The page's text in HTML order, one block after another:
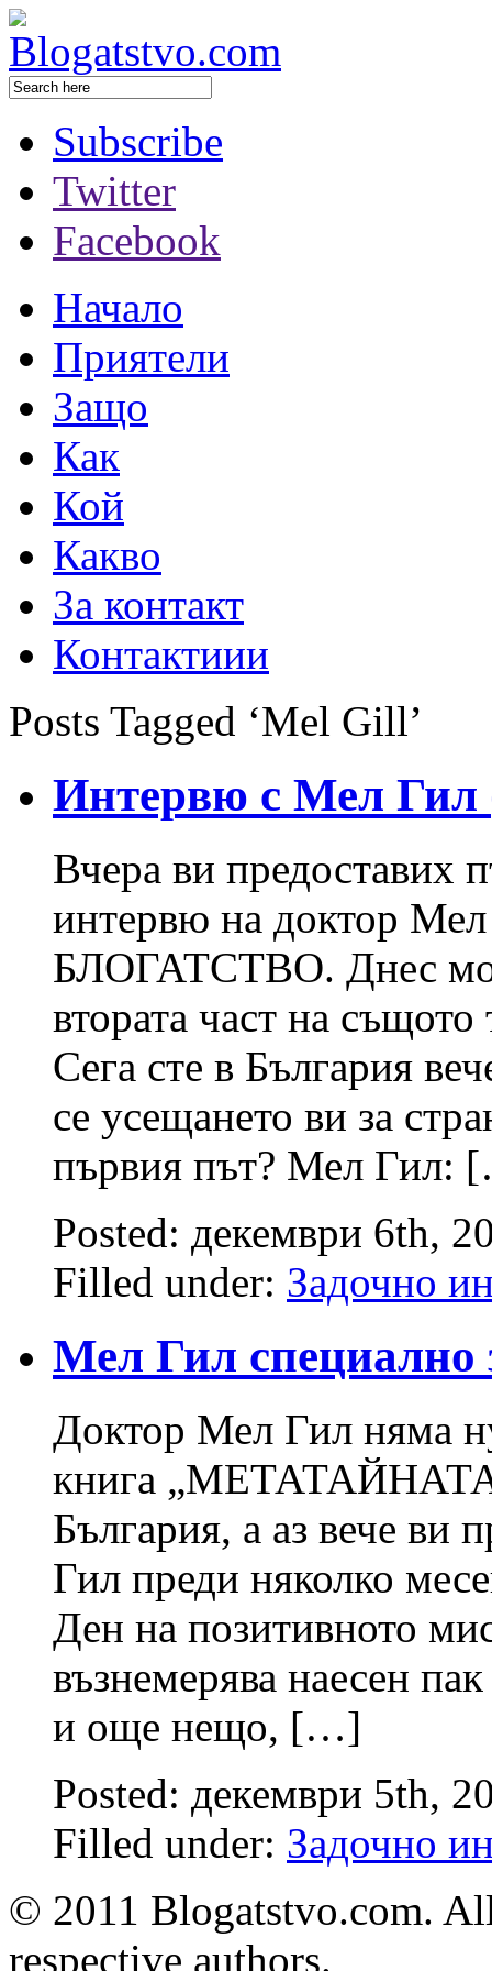
Subscribe
Twitter
Facebook
Начало
Приятели
Защо
Как
Кой
Какво
За контакт
Контактиии
Posts Tagged ‘Mel Gill’
Интервю с Мел Гил
Вчера ви предоставих
интервю на доктор Мел
БЛОГАТСТВО. Днес
втората част на
Сега сте в България
се усещането ви за
първия път? Мел Гил:
Posted: декември 6th,
Filled under: Задочно
Мел Гил
Доктор Мел Гил няма
книга
България, а аз вече ви
Гил преди няколко
Ден на позитивното
възнемерява наесен
и още нещо, […]
Posted: декември 5th,
Filled under: Задочно
© 2011 Blogatstvo.com.
respective authors.